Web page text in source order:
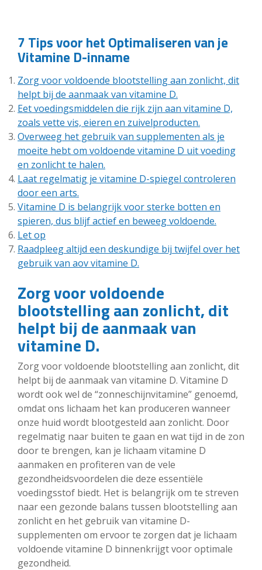
7 Tips voor het Optimaliseren van je
Vitamine D-inname
Zorg voor voldoende blootstelling aan zonlicht, dit
helpt bij de aanmaak van vitamine D.
Eet voedingsmiddelen die rijk zijn aan vitamine D,
zoals vette vis, eieren en zuivelproducten.
Overweeg het gebruik van supplementen als je
moeite hebt om voldoende vitamine D uit voeding
en zonlicht te halen.
Laat regelmatig je vitamine D-spiegel controleren
door een arts.
Vitamine D is belangrijk voor sterke botten en
spieren, dus blijf actief en beweeg voldoende.
Let op
Raadpleeg altijd een deskundige bij twijfel over het
gebruik van aov vitamine D.
Zorg voor voldoende
blootstelling aan zonlicht, dit
helpt bij de aanmaak van
vitamine D.
Zorg voor voldoende blootstelling aan zonlicht, dit
helpt bij de aanmaak van vitamine D. Vitamine D
wordt ook wel de “zonneschijnvitamine” genoemd,
omdat ons lichaam het kan produceren wanneer
onze huid wordt blootgesteld aan zonlicht. Door
regelmatig naar buiten te gaan en wat tijd in de zon
door te brengen, kan je lichaam vitamine D
aanmaken en profiteren van de vele
gezondheidsvoordelen die deze essentiële
voedingsstof biedt. Het is belangrijk om te streven
naar een gezonde balans tussen blootstelling aan
zonlicht en het gebruik van vitamine D-
supplementen om ervoor te zorgen dat je lichaam
voldoende vitamine D binnenkrijgt voor optimale
gezondheid.